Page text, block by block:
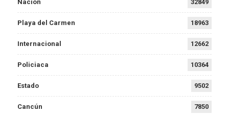
Nación 32849
Playa del Carmen 18963
Internacional 12662
Policiaca 10364
Estado 9502
Cancún 7850